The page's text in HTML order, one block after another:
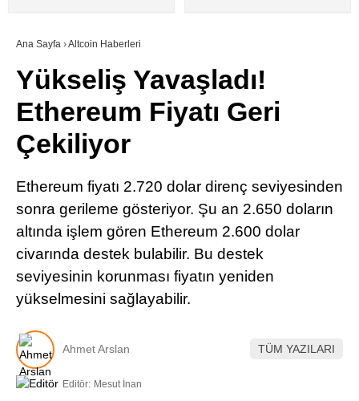
Youtube
TikTok
LinkedIn
Telegram
SÖZLÜK
Ana Sayfa ›Altcoin Haberleri
Yükseliş Yavaşladı!
Ethereum Fiyatı Geri
Çekiliyor
Ethereum fiyatı 2.720 dolar direnç seviyesinden
sonra gerileme gösteriyor. Şu an 2.650 doların
altında işlem gören Ethereum 2.600 dolar
civarında destek bulabilir. Bu destek
seviyesinin korunması fiyatın yeniden
yükselmesini sağlayabilir.
Ahmet Arslan TÜM YAZILARI
Editör: Mesut İnan